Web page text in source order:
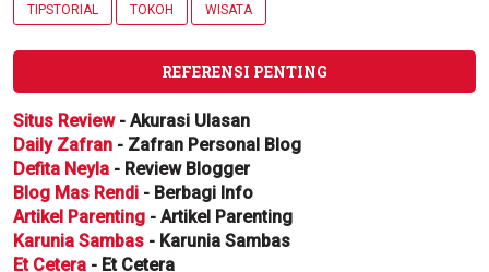
TIPSTORIAL TOKOH WISATA
REFERENSI PENTING
Situs Review- Akurasi Ulasan
Daily Zafran - Zafran Personal Blog
Defita Neyla - Review Blogger
Blog Mas Rendi - Berbagi Info
Artikel Parenting - Artikel Parenting
Karunia Sambas - Karunia Sambas
Et Cetera - Et Cetera